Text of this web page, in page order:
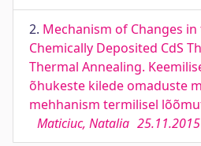
2. Mechanism of Changes
Chemically Deposited CdS
Thermal Annealing.
õhukeste kilede omaduste
mehhanism termilisel
Maticiuc, Natalia 25.11.2015